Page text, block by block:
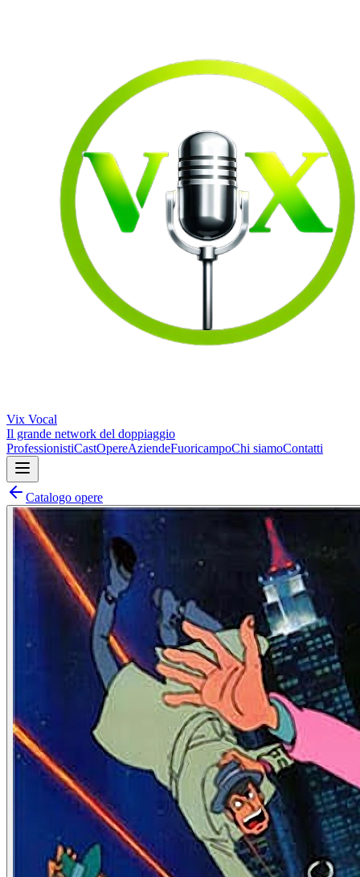
Vix Vocal
Il grande network del doppiaggio
ProfessionistiCastOpereAziendeFuoricampoChi siamoContatti
Catalogo opere